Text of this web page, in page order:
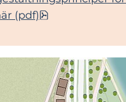
(pdf)
pdf, 85.3 MB.